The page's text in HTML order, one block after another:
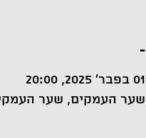
-
01 בפבר׳ 2025, 20:00
שער העמקים, שער